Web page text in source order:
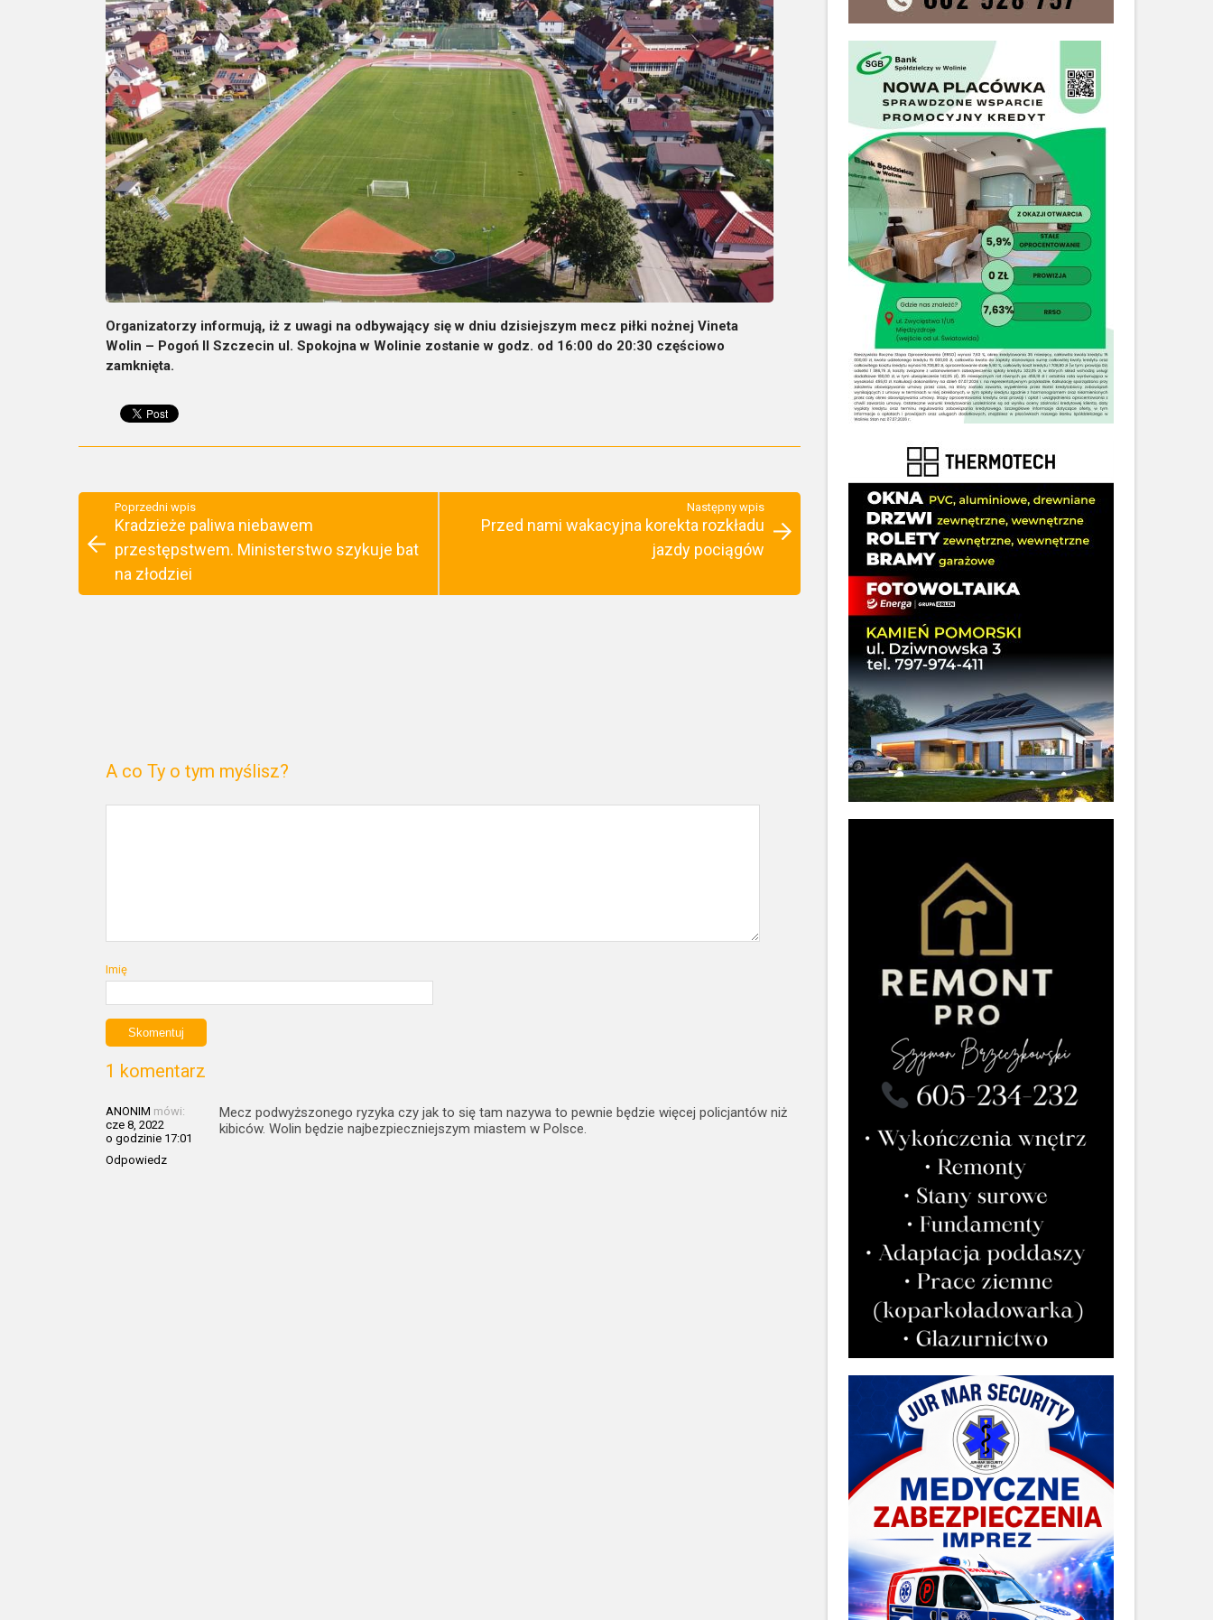
Organizatorzy informują, iż z uwagi na odbywający się w dniu dzisiejszym mecz piłki nożnej Vineta
Wolin – Pogoń II Szczecin ul. Spokojna w Wolinie zostanie w godz. od 16:00 do 20:30 częściowo
zamknięta.
Poprzedni wpis
Kradzieże paliwa niebawem
przestępstwem. Ministerstwo szykuje bat
na złodziei
Następny wpis
Przed nami wakacyjna korekta rozkładu
jazdy pociągów
A co Ty o tym myślisz?
Imię
1 komentarz
ANONIM mówi:
cze 8, 2022
o godzinie 17:01
Odpowiedz
Mecz podwyższonego ryzyka czy jak to się tam nazywa to pewnie będzie więcej policjantów niż
kibiców. Wolin będzie najbezpieczniejszym miastem w Polsce.